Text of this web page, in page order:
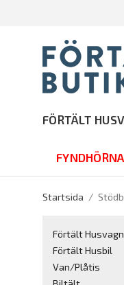
FÖRTÄLT
FYNDHÖRNA
Startsida /
Förtält Husvagn
Förtält Husbil
Van/Plåtis